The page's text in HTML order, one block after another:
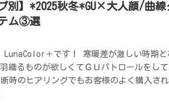
別】*2025秋冬*GU×大人顔/曲線
ム③選
LunaColor＋です！ 寒暖差が激しい時期と
織るものが欲しくてＧＵパトロールをし
のヒアリングでもお客様のよく購入され